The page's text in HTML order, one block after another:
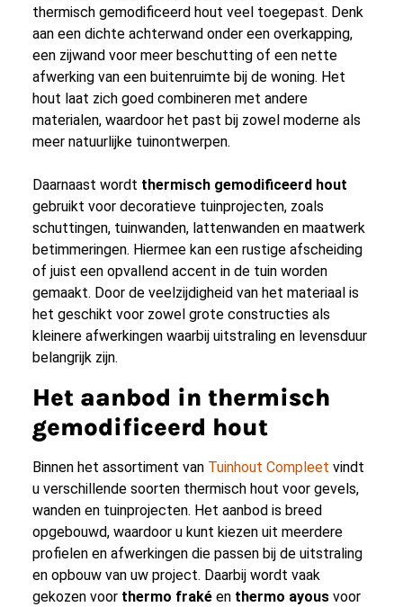
thermisch gemodificeerd hout veel toegepast. Denk
aan een dichte achterwand onder een overkapping,
een zijwand voor meer beschutting of een nette
afwerking van een buitenruimte bij de woning. Het
hout laat zich goed combineren met andere
materialen, waardoor het past bij zowel moderne als
meer natuurlijke tuinontwerpen.
Daarnaast wordt thermisch gemodificeerd hout
gebruikt voor decoratieve tuinprojecten, zoals
schuttingen, tuinwanden, lattenwanden en maatwerk
betimmeringen. Hiermee kan een rustige afscheiding
of juist een opvallend accent in de tuin worden
gemaakt. Door de veelzijdigheid van het materiaal is
het geschikt voor zowel grote constructies als
kleinere afwerkingen waarbij uitstraling en levensduur
belangrijk zijn.
Het aanbod in thermisch
gemodificeerd hout
Binnen het assortiment van Tuinhout Compleet vindt
u verschillende soorten thermisch hout voor gevels,
wanden en tuinprojecten. Het aanbod is breed
opgebouwd, waardoor u kunt kiezen uit meerdere
profielen en afwerkingen die passen bij de uitstraling
en opbouw van uw project. Daarbij wordt vaak
gekozen voor thermo fraké en thermo ayous voor